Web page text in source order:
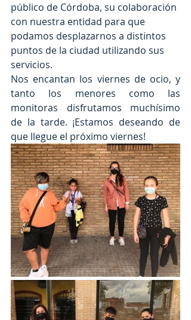
público de Córdoba, su colaboración
con nuestra entidad para que
podamos desplazarnos a distintos
puntos de la ciudad utilizando sus
servicios.
Nos encantan los viernes de ocio, y
tanto los menores como las
monitoras disfrutamos muchísimo
de la tarde. ¡Estamos deseando de
que llegue el próximo viernes!